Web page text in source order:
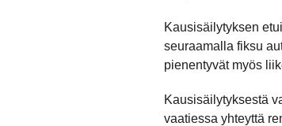
Kausisäilytyksen
seuraamalla fiksu
pienentyvät myös
Kausisäilytyksestä
vaatiessa yhteyttä